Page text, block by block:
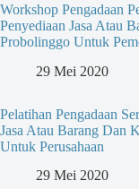
Workshop Pengadaan
Penyediaan Jasa Atau
Probolinggo Untuk
29 Mei 2020
Pelatihan Pengadaan
Jasa Atau Barang Dan
Untuk Perusahaan
29 Mei 2020